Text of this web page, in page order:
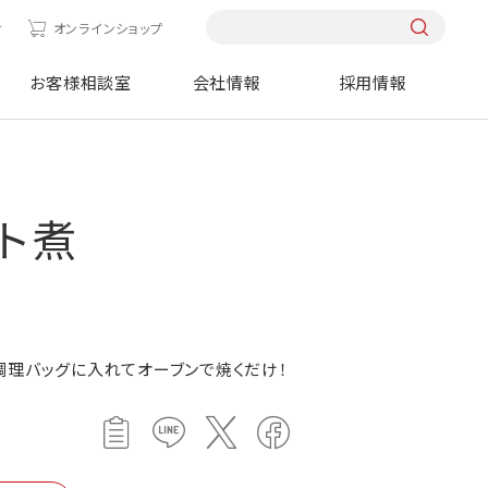
オンラインショップ
お客様相談室 会社情報 採用情報
煮
バッグに入れてオーブンで焼くだけ！